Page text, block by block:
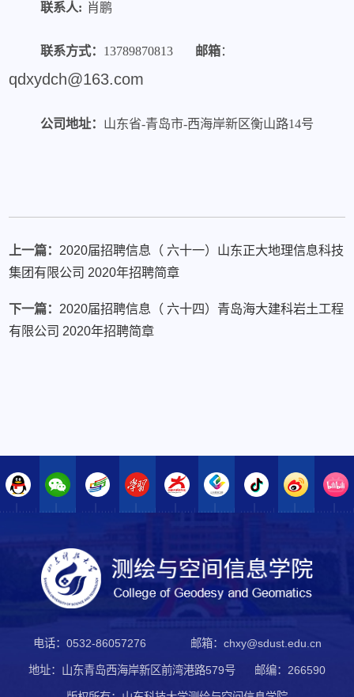
联系人: 肖鹏
联系方式： 13789870813 邮箱：
qdxydch@163.com
公司地址： 山东省-青岛市-西海岸新区衡山路14号
上一篇： 2020届招聘信息（ 六十一）山东正大地理信息科技
集团有限公司 2020年招聘简章
下一篇： 2020届招聘信息（ 六十四）青岛海大建科岩土工程
有限公司 2020年招聘简章
电话：0532-86057276 邮箱：chxy@sdust.edu.cn
地址：山东青岛西海岸新区前湾港路579号 邮编：266590